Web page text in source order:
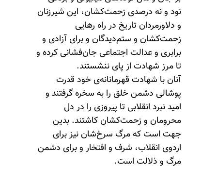
نود و نه درصدی زحمت‌کشان، این شیرزنان
و دلاورمردان تاریخ در راه رهایی
زحمت‌کشان و ستم‌دیدگان و برای آزادی و
برابری و عدالت اجتماعی جان‌فشانی کرده و
تا مرز شهادت از پای ننشستند.
آنان با شهادت قهرمانانه‌ی خود قدرت
پوشالی دشمن خلق را به سخره گرفتند و
امید نبرد انقلابی تا پیروزی را در دل
محرومان و زحمت‌کشان کاشتند. بدین
جهت است که مرگ سرخ‌شان نیز برای
اردوی انقلاب، شرف و افتخار و برای دشمن
مرگ و ذلالت است.